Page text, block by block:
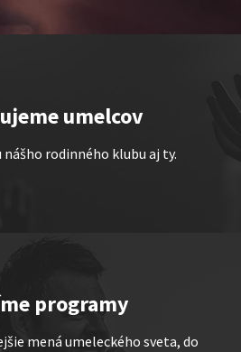
KECY
StandupShow
umelcov
nášho rodinného klubu aj ty.
programy
mená umeleckého sveta, do